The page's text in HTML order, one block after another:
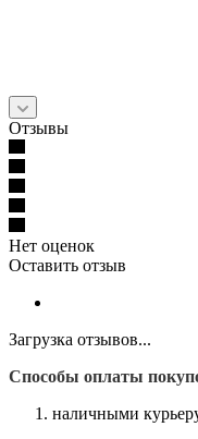
Отзывы
Нет оценок
Оставить отзыв
Загрузка отзывов...
Способы оплаты
наличными